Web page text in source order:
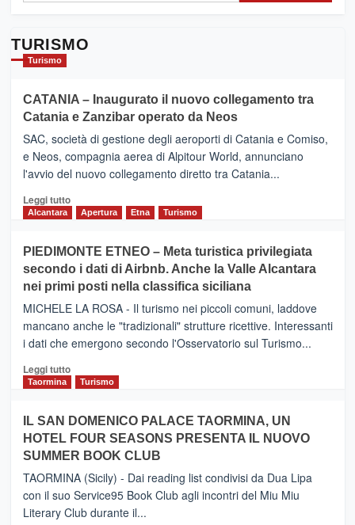
TURISMO
Turismo
CATANIA – Inaugurato il nuovo collegamento tra
Catania e Zanzibar operato da Neos
SAC, società di gestione degli aeroporti di Catania e Comiso,
e Neos, compagnia aerea di Alpitour World, annunciano
l'avvio del nuovo collegamento diretto tra Catania...
Leggi tuttoLeggi
CATANIA
–
Inaugurato
il
nuovo
collegamento
tra
e
Zanzibar
da
Neos
Alcantara Apertura Etna Turismo
PIEDIMONTE ETNEO – Meta turistica privilegiata
secondo i dati di Airbnb. Anche la Valle Alcantara
nei primi posti nella classifica siciliana
MICHELE LA ROSA - Il turismo nei piccoli comuni, laddove
mancano anche le "tradizionali" strutture ricettive. Interessanti
i dati che emergono secondo l'Osservatorio sul Turismo...
Leggi tuttoLeggi
PIEDIMONTE
ETNEO
–
Meta
turistica
privilegiata
secondo
Taormina Turismo
IL SAN DOMENICO PALACE TAORMINA, UN
HOTEL FOUR SEASONS PRESENTA IL NUOVO
SUMMER BOOK CLUB
TAORMINA (Sicily) - Dai reading list condivisi da Dua Lipa
con il suo Service95 Book Club agli incontri del Miu Miu
Literary Club durante il...